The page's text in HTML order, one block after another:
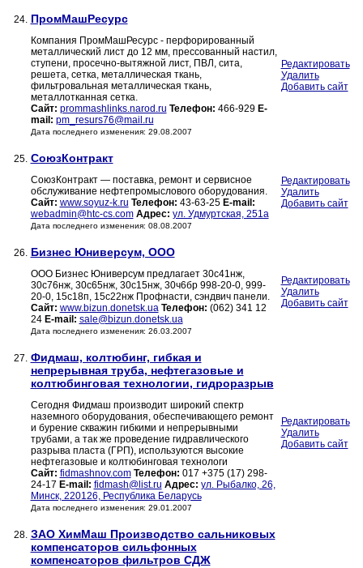
24. ПромМашРесурс
Компания ПромМашРесурс - перфорированный
металлический лист до 12 мм, прессованный настил,
ступени, просечно-вытяжной лист, ПВЛ, сита,
решета, сетка, металлическая ткань,
фильтровальная металлическая ткань,
металлотканная сетка.
Сайт: prommashlinks.narod.ru Телефон: 466-929 E-
mail: pm_resurs76@mail.ru
Дата последнего изменения: 29.08.2007
Редактировать
Удалить
Добавить сайт
25. СоюзКонтракт
СоюзКонтракт — поставка, ремонт и сервисное
обслуживание нефтепромыслового оборудования.
Сайт: www.soyuz-k.ru Телефон: 43-63-25 E-mail:
webadmin@htc-cs.com Адрес: ул. Удмуртская, 251а
Дата последнего изменения: 08.08.2007
Редактировать
Удалить
Добавить сайт
26. Бизнес Юниверсум, ООО
ООО Бизнес Юниверсум предлагает 30с41нж,
30с76нж, 30с65нж, 30с15нж, 30ч6бр 998-20-0, 999-
20-0, 15с18п, 15с22нж Профнасти, сэндвич панели.
Сайт: www.bizun.donetsk.ua Телефон: (062) 341 12
24 E-mail: sale@bizun.donetsk.ua
Дата последнего изменения: 26.03.2007
Редактировать
Удалить
Добавить сайт
27. Фидмаш, колтюбинг, гибкая и
непрерывная труба, нефтегазовые и
колтюбинговая технологии, гидроразрыв
Сегодня Фидмаш производит широкий спектр
наземного оборудования, обеспечивающего ремонт
и бурение скважин гибкими и непрерывными
трубами, а так же проведение гидравлического
разрыва пласта (ГРП), используются высокие
нефтегазовые и колтюбинговая технологи
Сайт: fidmashnov.com Телефон: 017 +375 (17) 298-
24-17 E-mail: fidmash@list.ru Адрес: ул. Рыбалко, 26,
Минск, 220126, Республика Беларусь
Дата последнего изменения: 29.01.2007
Редактировать
Удалить
Добавить сайт
28. ЗАО ХимМаш Производство сальниковых
компенсаторов сильфонных
компенсаторов фильтров СДЖ